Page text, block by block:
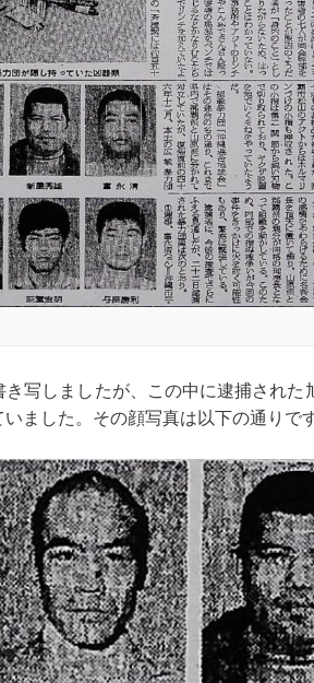
写しましたが、この中に逮捕され
ました。その顔写真は以下の通りです